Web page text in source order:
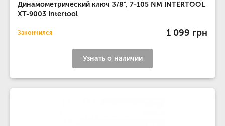
Динамометрический ключ 3/8", 7-105 NM INTERTOOL
XT-9003 Intertool
Закончился 1 099 грн
Узнать о наличии